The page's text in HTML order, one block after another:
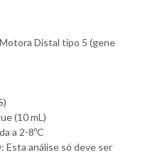
Distal tipo 5 (gene
(10 mL)
a 2-8ºC
Esta análise só deve ser